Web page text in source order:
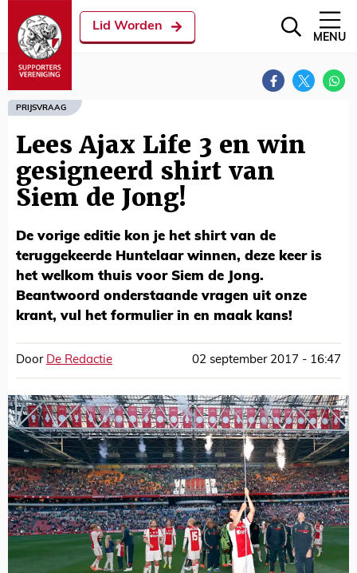
Lid Worden
MENU
PRIJSVRAAG
Lees Ajax Life 3 en win
gesigneerd shirt van
Siem de Jong!
De vorige editie kon je het shirt van de
teruggekeerde Huntelaar winnen, deze keer is
het welkom thuis voor Siem de Jong.
Beantwoord onderstaande vragen uit onze
krant, vul het formulier in en maak kans!
Door De Redactie 02 september 2017 - 16:47